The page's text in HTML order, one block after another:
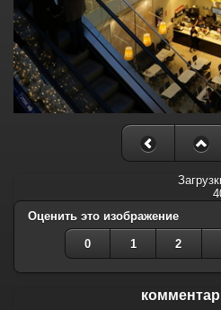
Оценить это изображение
0 1 2